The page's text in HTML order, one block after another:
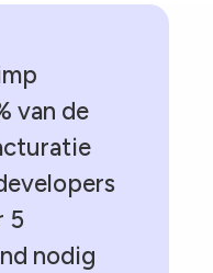
van de
5
nodig